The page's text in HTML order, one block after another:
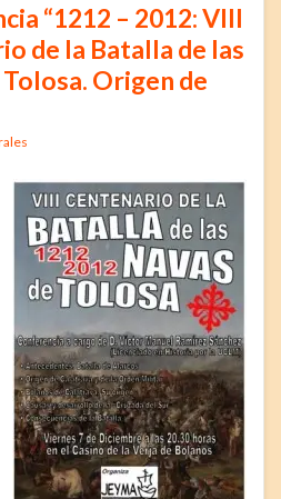
“1212 – 2012: VIII
de la Batalla de las
Tolosa. Origen de